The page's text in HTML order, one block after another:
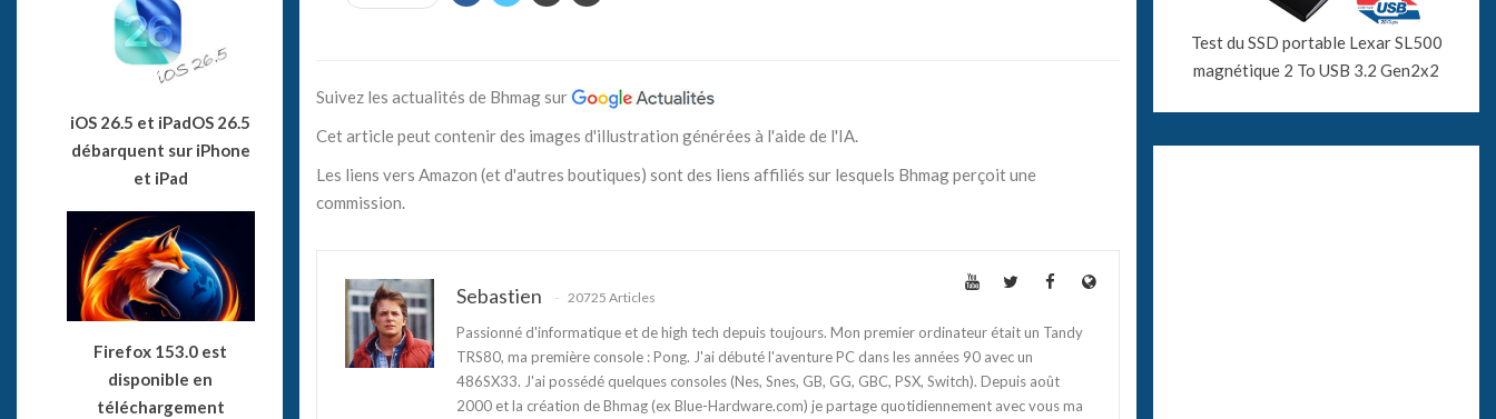
Suivez les actualités de Bhmag sur
Cet article peut contenir des images d'illustration générées à l'aide de l'IA.
Les liens vers Amazon (et d'autres boutiques) sont des liens affiliés sur lesquels Bhmag perçoit une
commission.
Sebastien 20725 Articles
Passionné d'informatique et de high tech depuis toujours. Mon premier ordinateur était un Tandy
TRS80, ma première console : Pong. J'ai débuté l'aventure PC dans les années 90 avec un
486SX33. J'ai possédé quelques consoles (Nes, Snes, GB, GG, GBC, PSX, Switch). Depuis août
2000 et la création de Bhmag (ex Blue-Hardware.com) je partage quotidiennement avec vous ma
Test du SSD portable Lexar SL500
magnétique 2 To USB 3.2 Gen2x2
iOS 26.5 et iPadOS 26.5
débarquent sur iPhone
et iPad
Firefox 153.0 est
disponible en
téléchargement